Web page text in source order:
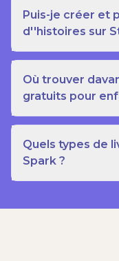
Puis-je créer et
d''histoires sur
Où trouver
gratuits pour
Quels types de
Spark ?